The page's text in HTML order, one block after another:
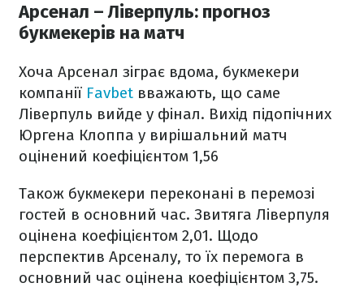
Арсенал – Ліверпуль: прогноз
букмекерів на матч
Хоча Арсенал зіграє вдома, букмекери
компанії Favbet вважають, що саме
Ліверпуль вийде у фінал. Вихід підопічних
Юргена Клоппа у вирішальний матч
оцінений коефіцієнтом 1,56
Також букмекери переконані в перемозі
гостей в основний час. Звитяга Ліверпуля
оцінена коефіцієнтом 2,01. Щодо
перспектив Арсеналу, то їх перемога в
основний час оцінена коефіцієнтом 3,75.